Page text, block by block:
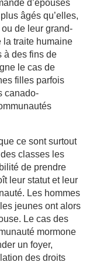
d’épouses
âgés qu’elles,
de leur grand-
la traite humaine
à des fins de
le cas de
filles parfois
canado-
ce sont surtout
classes les
de prendre
leur statut et leur
Les hommes
jeunes ont alors
Le cas des
mormone
un foyer,
des droits